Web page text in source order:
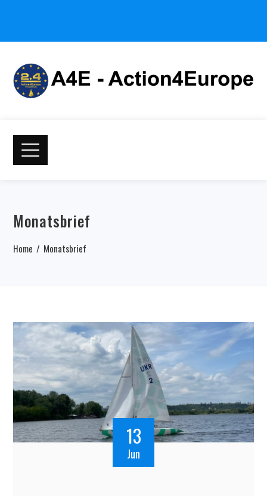
Monatsbrief
Home Monatsbrief
13
Jun